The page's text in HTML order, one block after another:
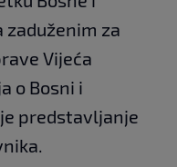
za
Vijeća
o Bosni i
predstavljanje